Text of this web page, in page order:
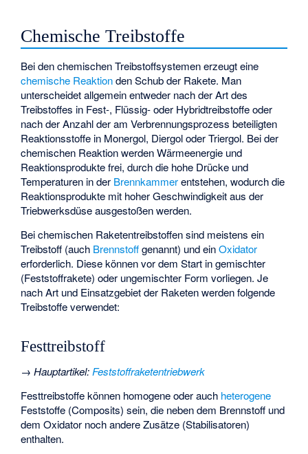
Chemische Treibstoffe
Bei den chemischen Treibstoffsystemen erzeugt eine
chemische Reaktionden Schub der Rakete. Man
unterscheidet allgemein entweder nach der Art des
Treibstoffes in Fest-, Flüssig- oder Hybridtreibstoffe oder
nach der Anzahl der am Verbrennungsprozess beteiligten
Reaktionsstoffe in Monergol, Diergol oder Triergol. Bei der
chemischen Reaktion werden Wärmeenergie und
Reaktionsprodukte frei, durch die hohe Drücke und
Temperaturen in der Brennkammerentstehen, wodurch die
Reaktionsprodukte mit hoher Geschwindigkeit aus der
Triebwerksdüse ausgestoßen werden.
Bei chemischen Raketentreibstoffen sind meistens ein
Treibstoff (auch Brennstoffgenannt) und einOxidator
erforderlich. Diese können vor dem Start in gemischter
(Feststoffrakete) oder ungemischter Form vorliegen. Je
nach Art und Einsatzgebiet der Raketen werden folgende
Treibstoffe verwendet:
Festtreibstoff
→Hauptartikel:Feststoffraketentriebwerk
Festtreibstoffe können homogeneoder auch heterogene
Feststoffe (Composits) sein, die neben dem Brennstoff und
dem Oxidator noch andere Zusätze (Stabilisatoren)
enthalten.